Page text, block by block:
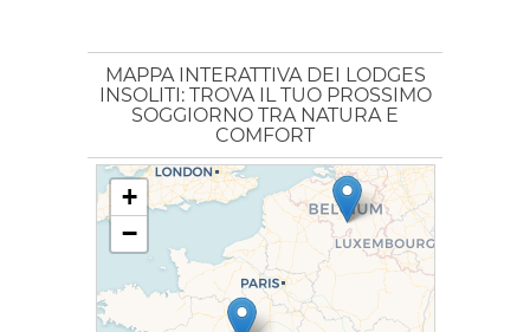
MAPPA INTERATTIVA DEI LODGES
INSOLITI: TROVA IL TUO PROSSIMO
SOGGIORNO TRA NATURA E
COMFORT
+
−